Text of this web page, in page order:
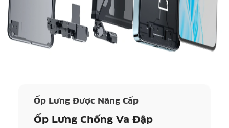
Ốp Lưng Được Nâng Cấp
Ốp Lưng Chống Va Đập